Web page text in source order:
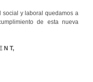
social y laboral quedamos a
de esta nueva
N T,